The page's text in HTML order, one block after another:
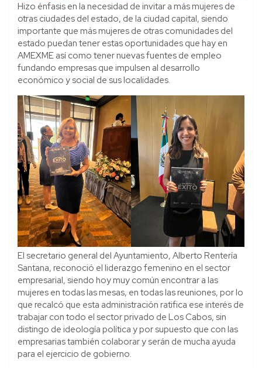
Hizo énfasis en la necesidad de invitar a más mujeres de
otras ciudades del estado, de la ciudad capital, siendo
importante que más mujeres de otras comunidades del
estado puedan tener estas oportunidades que hay en
AMEXME así como tener nuevas fuentes de empleo
fundando empresas que impulsen al desarrollo
económico y social de sus localidades.
El secretario general del Ayuntamiento, Alberto Rentería
Santana, reconoció el liderazgo femenino en el sector
empresarial, siendo hoy muy común encontrar a las
mujeres en todas las mesas, en todas las reuniones, por lo
que recalcó que esta administración ratifica ese interés de
trabajar con todo el sector privado de Los Cabos, sin
distingo de ideología política y por supuesto que con las
empresarias también colaborar y serán de mucha ayuda
para el ejercicio de gobierno.